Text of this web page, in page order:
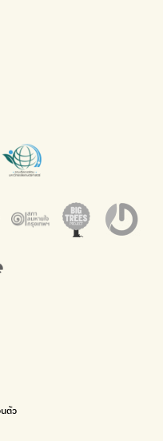
มหานคร
ค้ดสินค้า
วดล้อม
และไปรษณีย์
นกวาดถนน
ตัว